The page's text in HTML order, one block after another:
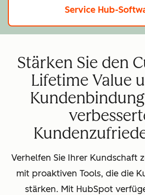
Service Hub-
Stärken Sie den
Lifetime Value
Verhelfen Sie Ihrer Kundschaft
mit proaktiven Tools, die die
stärken. Mit HubSpot